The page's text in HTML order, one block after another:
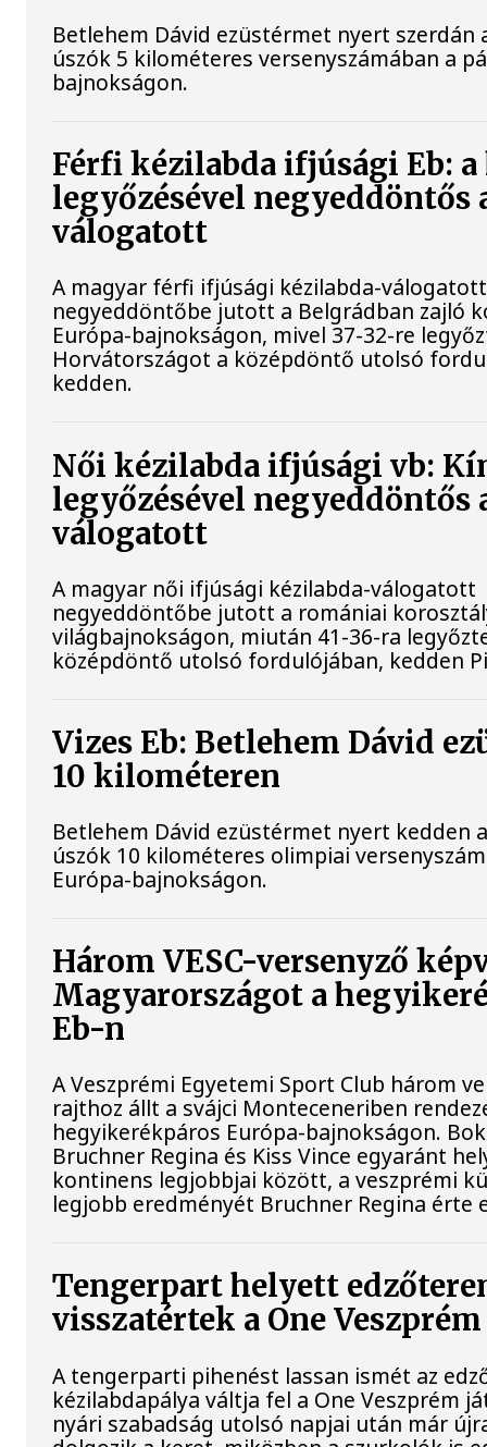
Betlehem Dávid ezüstérmet nyert szerdán
úszók 5 kilométeres versenyszámában a
bajnokságon.
Férfi kézilabda ifjúsági Eb:
legyőzésével negyeddöntős
válogatott
A magyar férfi ifjúsági kézilabda-válogatott
negyeddöntőbe jutott a Belgrádban zajló
Európa-bajnokságon, mivel 37-32-re
Horvátországot a középdöntő utolsó
kedden.
Női kézilabda ifjúsági vb:
legyőzésével negyeddöntős
válogatott
A magyar női ifjúsági kézilabda-válogatott
negyeddöntőbe jutott a romániai
világbajnokságon, miután 41-36-ra
középdöntő utolsó fordulójában, kedden
Vizes Eb: Betlehem Dávid
10 kilométeren
Betlehem Dávid ezüstérmet nyert kedden
úszók 10 kilométeres olimpiai
Európa-bajnokságon.
Három VESC-versenyző
Magyarországot a
Eb-n
A Veszprémi Egyetemi Sport Club három
rajthoz állt a svájci Monteceneriben
hegyikerékpáros Európa-bajnokságon.
Bruchner Regina és Kiss Vince egyaránt
kontinens legjobbjai között, a veszprémi
legjobb eredményét Bruchner Regina érte
Tengerpart helyett
visszatértek a One
A tengerparti pihenést lassan ismét az
kézilabdapálya váltja fel a One Veszprém
nyári szabadság utolsó napjai után már